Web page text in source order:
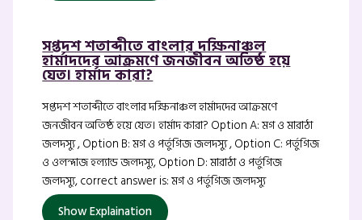
সপ্তদশ শতাব্দীতে বাংলার দক্ষিনাঞ্চল
হার্মাদদের আক্রমণে জনজীবন অতিষ্ঠ হয়ে
যেত। হার্মাদ কারা?
সপ্তদশ শতাব্দীতে বাংলার দক্ষিনাঞ্চল হার্মাদদের আক্রমণে
জনজীবন অতিষ্ঠ হয়ে যেত। হার্মাদ কারা? Option A: মগ ও মারাঠা
জলদস্যু , Option B: মগ ও পর্তুগিজ জলদস্যু , Option C: পর্তুগিজ
ও ওলন্দাজ হল্যান্ড জলদস্যু, Option D: মারাঠা ও পর্তুগিজ
জলদস্যু, correct answer is: মগ ও পর্তুগিজ জলদস্যু
Show Explaination